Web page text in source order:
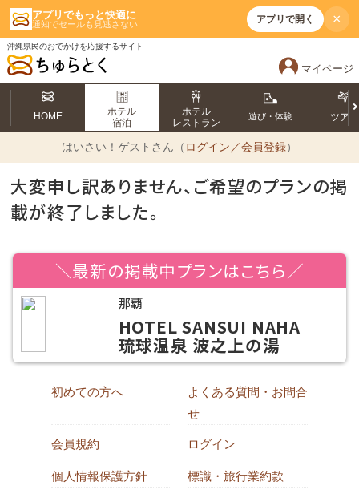
アプリでもっと快適に
通知でセールも見逃さない アプリで開く ×
沖縄県民のおでかけを応援するサイト
マイページ
HOME
ホテル
宿泊
ホテル
レストラン
遊び・体験 ツアー
はいさい！ ゲストさん（ ログイン／会員登録）
大変申し訳ありません、ご希望のプランの掲
載が終了しました。
＼最新の掲載中プランはこちら／
那覇
HOTEL SANSUI NAHA
琉球温泉 波之上の湯
初めての方へ
よくある質問・お問合
せ
会員規約 ログイン
個人情報保護方針 標識・旅行業約款